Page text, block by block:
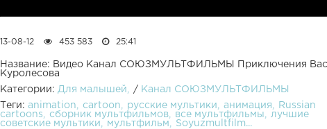
13-08-12 453 583 25:41
Название: Видео Канал СОЮЗМУЛЬТФИЛЬМЫ Приключения
Куролесова
Категории: Для малышей / Канал СОЮЗМУЛЬТФИЛЬМЫ
Теги: animation cartoon русские мультики анимация
Russian
cartoons
сборник мультфильмов все мультфильмы
лучшие
советские мультики
мультфильм Soyuzmultfilm...